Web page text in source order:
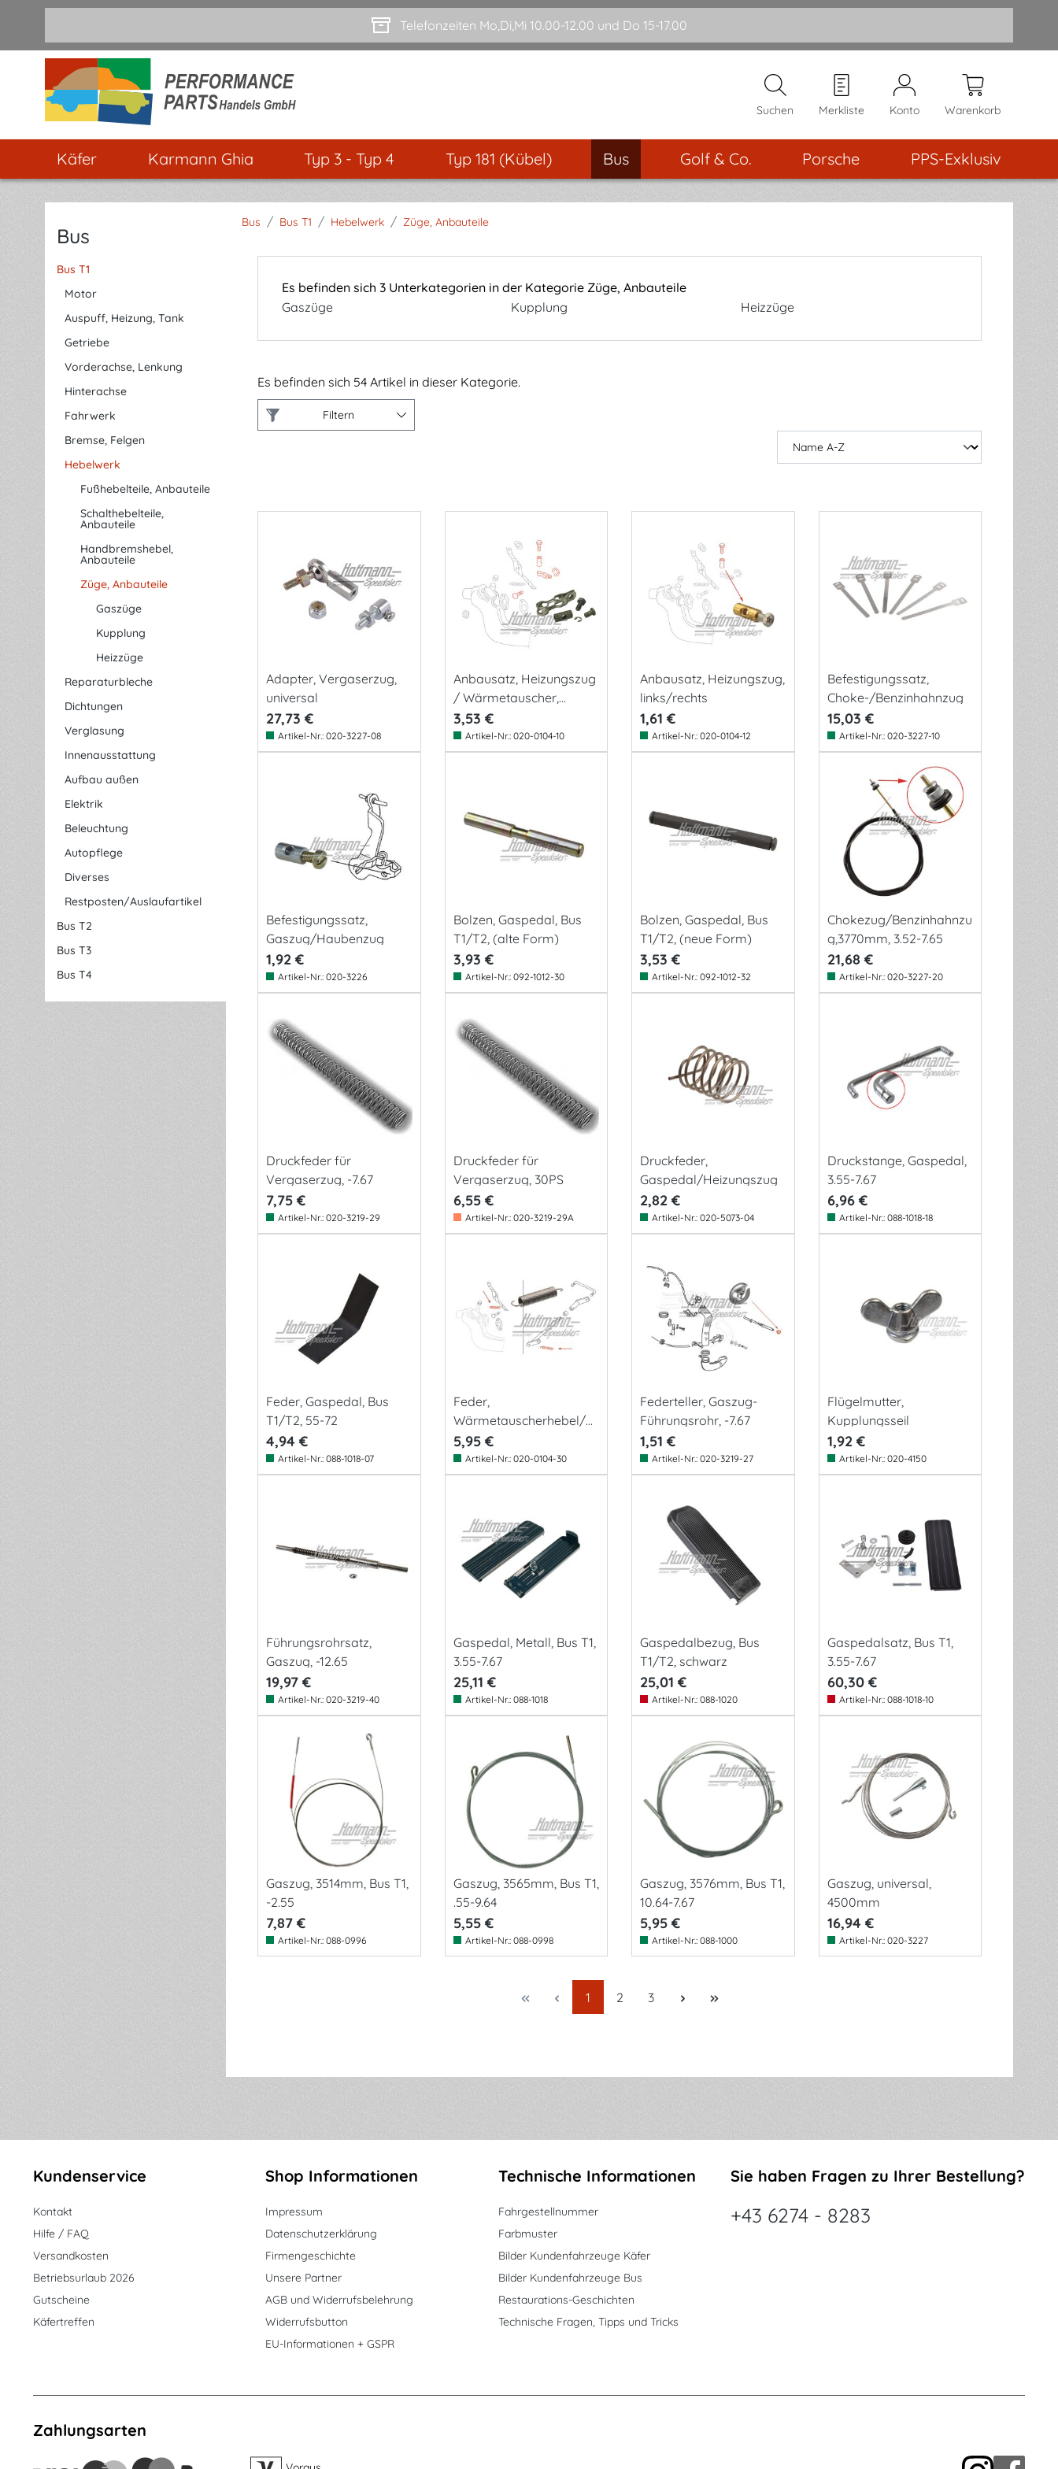
Telefonzeiten Mo,Di,Mi 10.00-12.00 und Do 15-17.00
Suchen Merkliste Konto Warenkorb
Käfer Karmann Ghia Typ 3 - Typ 4 Typ 181 (Kübel) Bus Golf & Co. Porsche PPS-Exklusiv
Bus
Bus T1
Motor
Auspuff, Heizung, Tank
Getriebe
Vorderachse, Lenkung
Hinterachse
Fahrwerk
Bremse, Felgen
Hebelwerk
Fußhebelteile, Anbauteile
Schalthebelteile,
Anbauteile
Handbremshebel,
Anbauteile
Züge, Anbauteile
Gaszüge
Kupplung
Heizzüge
Reparaturbleche
Dichtungen
Verglasung
Innenausstattung
Aufbau außen
Elektrik
Beleuchtung
Autopflege
Diverses
Restposten/Auslaufartikel
Bus T2
Bus T3
Bus T4
Bus / Bus T1 / Hebelwerk / Züge, Anbauteile
Es befinden sich 3 Unterkategorien in der Kategorie Züge, Anbauteile
Gaszüge
Kupplung Heizzüge
Es befinden sich 54 Artikel in dieser Kategorie.
Filtern
Adapter, Vergaserzug,
universal
27,73 €
Artikel-Nr.: 020-3227-08
Anbausatz, Heizungszug
/ Wärmetauscher,
links/rechts
3,53 €
Artikel-Nr.: 020-0104-10
Anbausatz, Heizungszug,
links/rechts
1,61 €
Artikel-Nr.: 020-0104-12
Befestigungssatz,
Choke-/Benzinhahnzug
15,03 €
Artikel-Nr.: 020-3227-10
Befestigungssatz,
Gaszug/Haubenzug
1,92 €
Artikel-Nr.: 020-3226
Bolzen, Gaspedal, Bus
T1/T2, (alte Form)
3,93 €
Artikel-Nr.: 092-1012-30
Bolzen, Gaspedal, Bus
T1/T2, (neue Form)
3,53 €
Artikel-Nr.: 092-1012-32
Chokezug/Benzinhahnzu
g,3770mm, 3.52-7.65
21,68 €
Artikel-Nr.: 020-3227-20
Druckfeder für
Vergaserzug, -7.67
7,75 €
Artikel-Nr.: 020-3219-29
Druckfeder für
Vergaserzug, 30PS
6,55 €
Artikel-Nr.: 020-3219-29A
Druckfeder,
Gaspedal/Heizungszug
2,82 €
Artikel-Nr.: 020-5073-04
Druckstange, Gaspedal,
3.55-7.67
6,96 €
Artikel-Nr.: 088-1018-18
Feder, Gaspedal, Bus
T1/T2, 55-72
4,94 €
Artikel-Nr.: 088-1018-07
Feder,
Wärmetauscherhebel/G
aspedal
5,95 €
Artikel-Nr.: 020-0104-30
Federteller, Gaszug-
Führungsrohr, -7.67
1,51 €
Artikel-Nr.: 020-3219-27
Flügelmutter,
Kupplungsseil
1,92 €
Artikel-Nr.: 020-4150
Führungsrohrsatz,
Gaszug, -12.65
19,97 €
Artikel-Nr.: 020-3219-40
Gaspedal, Metall, Bus T1,
3.55-7.67
25,11 €
Artikel-Nr.: 088-1018
Gaspedalbezug, Bus
T1/T2, schwarz
25,01 €
Artikel-Nr.: 088-1020
Gaspedalsatz, Bus T1,
3.55-7.67
60,30 €
Artikel-Nr.: 088-1018-10
Gaszug, 3514mm, Bus T1,
-2.55
7,87 €
Artikel-Nr.: 088-0996
Gaszug, 3565mm, Bus T1,
.55-9.64
5,55 €
Artikel-Nr.: 088-0998
Gaszug, 3576mm, Bus T1,
10.64-7.67
5,95 €
Artikel-Nr.: 088-1000
Gaszug, universal,
4500mm
16,94 €
Artikel-Nr.: 020-3227
Seite
1 Seite
2 Seite
3
Kundenservice
Kontakt
Hilfe / FAQ
Versandkosten
Betriebsurlaub 2026
Gutscheine
Käfertreffen
Shop Informationen
Impressum
Datenschutzerklärung
Firmengeschichte
Unsere Partner
AGB und Widerrufsbelehrung
Widerrufsbutton
EU-Informationen + GSPR
Technische Informationen
Fahrgestellnummer
Farbmuster
Bilder Kundenfahrzeuge Käfer
Bilder Kundenfahrzeuge Bus
Restaurations-Geschichten
Technische Fragen, Tipps und Tricks
Sie haben Fragen zu Ihrer Bestellung?
+43 6274 - 8283
Zahlungsarten